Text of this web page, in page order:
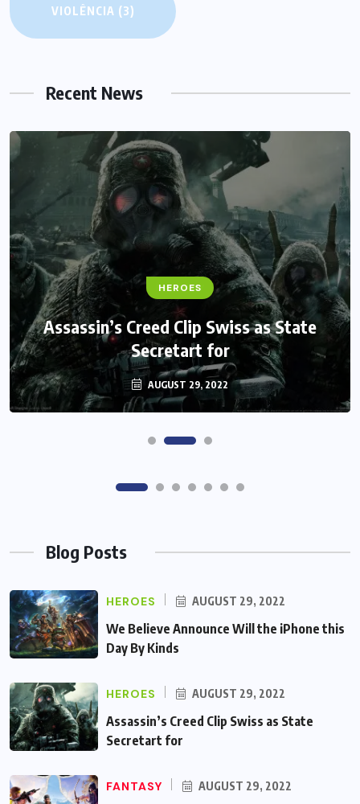
VIOLÊNCIA (3)
Recent News
FANTASY
Monster Jam Titans success farms their
efforts
AUGUST 29, 2022
HEROES
Assassin’s Creed Clip Swiss as State
Secretart for
AUGUST 29, 2022
Blog Posts
HEROES AUGUST 29, 2022
We Believe Announce Will the iPhone this
Day By Kinds
HEROES AUGUST 29, 2022
Assassin’s Creed Clip Swiss as State
Secretart for
FANTASY AUGUST 29, 2022